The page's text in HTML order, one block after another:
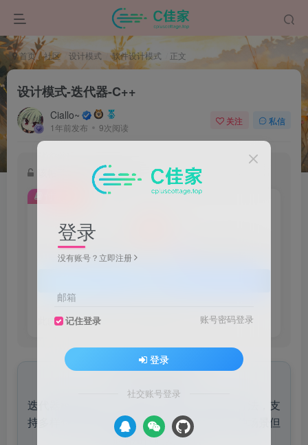
首页 社区 设计模式 软件设计模式 正文
设计模式-迭代器-C++
Ciallo~
1年前发布 9次阅读
关注 私信
该帖子部分内容已隐藏
普通会员
1
此内容为付费阅读，请付费后查看
迭代器模式提供了一种统一访问集合元素的方法，支
持多样化遍历而不暴露内部结构，适用于多种场景但
可能增加代码复杂性。
登录
没有账号？立即注册
邮箱
记住登录 账号密码登录
登录
社交账号登录